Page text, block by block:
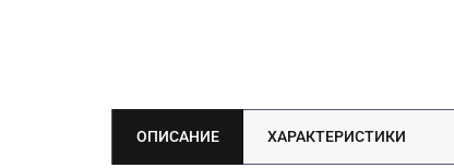
ОПИСАНИЕ ХАРАКТЕРИСТИКИ